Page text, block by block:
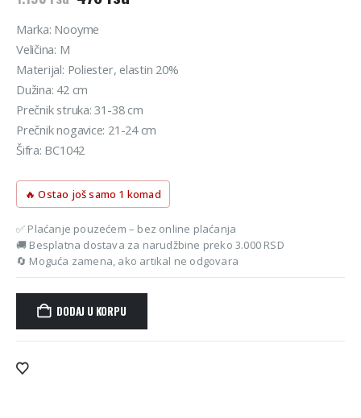
cena
je
1.190 rsd.
cena
Marka: Nooyme
Veličina: M
Materijal: Poliester, elastin 20%
Dužina: 42 cm
Prečnik struka: 31-38 cm
Prečnik nogavice: 21-24 cm
Šifra: BC1042
🔥 Ostao još samo 1 komad
✅ Plaćanje pouzećem – bez online plaćanja
🚚 Besplatna dostava za narudžbine preko 3.000 RSD
🔄 Moguća zamena, ako artikal ne odgovara
DODAJ U KORPU
Alternative: